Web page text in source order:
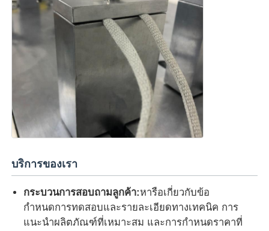
บริการของเรา
กระบวนการสอบถามลูกค้า:หารือเกี่ยวกับข้อ
กำหนดการทดสอบและรายละเอียดทางเทคนิค การ
แนะนำผลิตภัณฑ์ที่เหมาะสม และการกำหนดราคาที่